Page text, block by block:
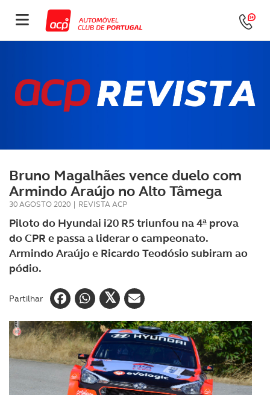
Bruno Magalhães vence duelo com
Armindo Araújo no Alto Tâmega
30 AGOSTO 2020 | REVISTA ACP
Piloto do Hyundai i20 R5 triunfou na 4ª prova
do CPR e passa a liderar o campeonato.
Armindo Araújo e Ricardo Teodósio subiram ao
pódio.
Partilhar